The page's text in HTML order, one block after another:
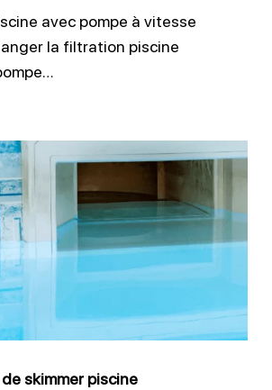
avec pompe à vitesse
la filtration piscine
skimmer piscine